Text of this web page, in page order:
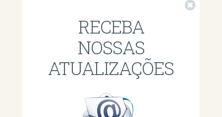
RECEBA
NOSSAS
ATUALIZAÇÕES